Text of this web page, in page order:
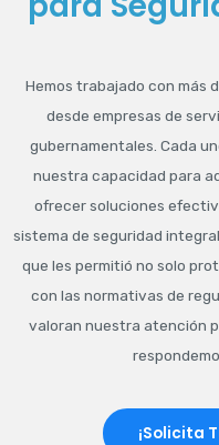
Hemos trabajado con más
desde empresas de
gubernamentales. Cada
nuestra capacidad para
ofrecer soluciones
sistema de seguridad
que les permitió no solo
con las normativas de
valoran nuestra atención
¡Solicita